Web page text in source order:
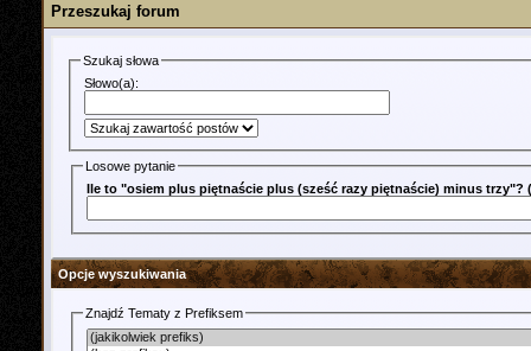
Przeszukaj forum
Szukaj słowa
Słowo(a):
Losowe pytanie
Ile to "osiem plus piętnaście plus (sześć razy piętnaście) minus trzy"?
Opcje wyszukiwania
Znajdź Tematy z Prefiksem